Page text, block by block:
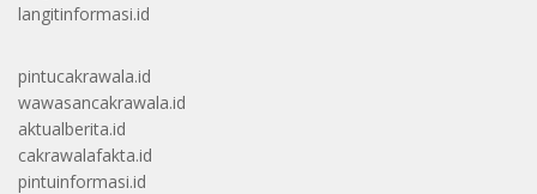
langitinformasi.id
pintucakrawala.id
wawasancakrawala.id
aktualberita.id
cakrawalafakta.id
pintuinformasi.id